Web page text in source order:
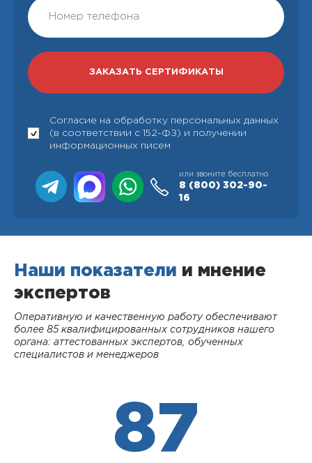
Согласие на обработку персональных данных
(в соответствии с 152-ФЗ) и получении
информационных писем
или звоните бесплатно
8 (800) 302-90-
16
Наши показатели и мнение
экспертов
Оперативную и качественную работу обеспечивают
более 85 квалифицированных сотрудников нашего
органа: аттестованных экспертов, обученных
специалистов и менеджеров
87